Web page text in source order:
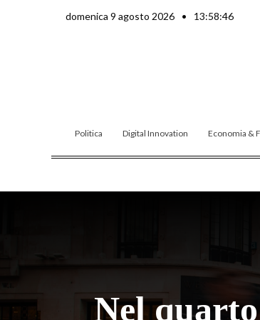
domenica 9 agosto 2026 • 13:58:47
Politica Digital Innovation Economia &
Nel